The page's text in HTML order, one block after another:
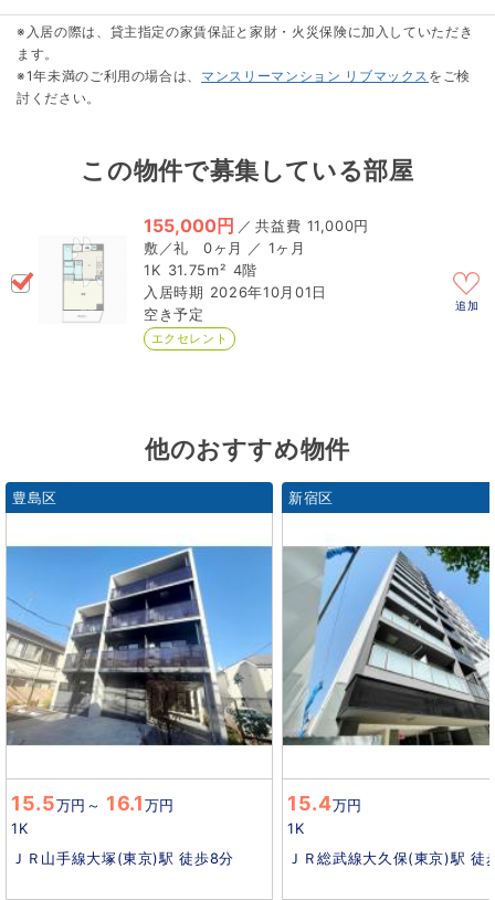
※入居の際は、貸主指定の家賃保証と家財・火災保険に加入していただき
ます。
※1年未満のご利用の場合は、 マンスリーマンション リブマックス をご検
討ください。
この物件で募集している部屋
155,000円 ／
11,000円
0ヶ月 ／ 1ヶ月
1K 31.75m² 4階
2026年10月01日
空き予定
エクセレント
追加
他のおすすめ物件
豊島区
15.5万円 ～ 16.1万円
1K
ＪＲ山手線大塚(東京)駅 徒歩8分
新宿区
15.4万円
1K
ＪＲ総武線大久保(東京)駅 徒